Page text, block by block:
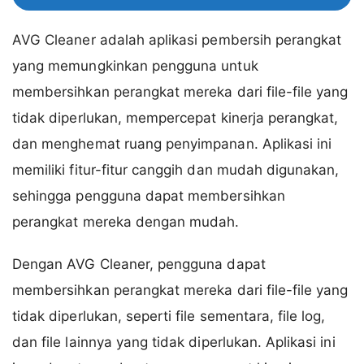
AVG Cleaner adalah aplikasi pembersih perangkat
yang memungkinkan pengguna untuk
membersihkan perangkat mereka dari file-file yang
tidak diperlukan, mempercepat kinerja perangkat,
dan menghemat ruang penyimpanan. Aplikasi ini
memiliki fitur-fitur canggih dan mudah digunakan,
sehingga pengguna dapat membersihkan
perangkat mereka dengan mudah.
Dengan AVG Cleaner, pengguna dapat
membersihkan perangkat mereka dari file-file yang
tidak diperlukan, seperti file sementara, file log,
dan file lainnya yang tidak diperlukan. Aplikasi ini